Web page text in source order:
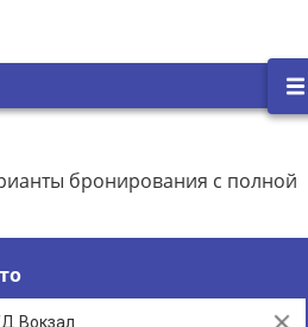
бронирования с полной